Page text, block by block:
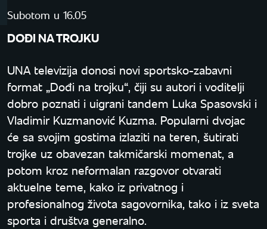
Subotom u 16.05
DOĐI NA TROJKU
UNA televizija donosi novi sportsko-zabavni
format „Dođi na trojku“, čiji su autori i voditelji
dobro poznati i uigrani tandem Luka Spasovski i
Vladimir Kuzmanović Kuzma. Popularni dvojac
će sa svojim gostima izlaziti na teren, šutirati
trojke uz obavezan takmičarski momenat, a
potom kroz neformalan razgovor otvarati
aktuelne teme, kako iz privatnog i
profesionalnog života sagovornika, tako i iz sveta
sporta i društva generalno.